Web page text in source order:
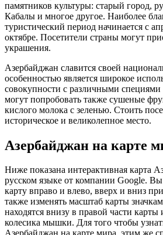
памятников культуры: старый город,
Кабалы и многое другое. Наиболее
туристический период начинается с
октябре. Посетители страны могут
украшения.
Азербайджан славится своей
особенностью является широкое
совокупности с различными
могут попробовать также сушеные
кислого молока с зеленью. Стоить
историческое и великолепное место.
Азербайджан на карте
Ниже показана интерактивная карта
русском языке от компании Google.
карту вправо и влево, вверх и вниз
также изменять масштаб карты
находятся внизу в правой части
колесика мышки. Для того чтобы